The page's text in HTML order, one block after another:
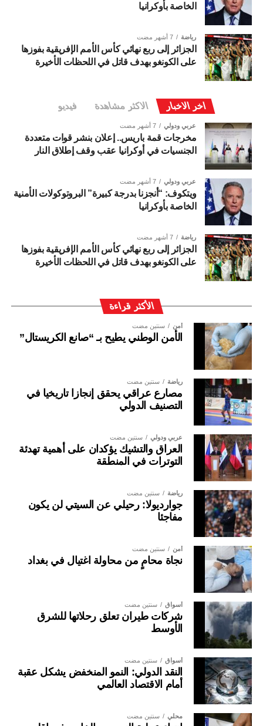
الخاصة بأوكرانيا
رياضة 7 أشهر مضت
الجزائر إلى ربع نهائي كأس الأمم الإفريقية بفوزها
على الكونغو بهدف قاتل في اللحظات الأخيرة
اخر الاخبار الاكثر مشاهدة فيديو
عربي ودولي 7 أشهر مضت
مخرجات قمة باريس.. إعلان بنشر قوات متعددة
الجنسيات في أوكرانيا عقب وقف إطلاق النار
عربي ودولي 7 أشهر مضت
ويتكوف: “أنجزنا بدرجة كبيرة” البروتوكولات الأمنية
الخاصة بأوكرانيا
رياضة 7 أشهر مضت
الجزائر إلى ربع نهائي كأس الأمم الإفريقية بفوزها
على الكونغو بهدف قاتل في اللحظات الأخيرة
الأكثر قراءة
أمن سنتين مضت
الأمن الوطني يطيح بـ “صانع الكريستال”
رياضة سنتين مضت
مصارع عراقي يحقق إنجازا تاريخيا في
التصنيف الدولي
عربي ودولي سنتين مضت
العراق والتشيك يؤكدان على أهمية تهدئة
التوترات في المنطقة
رياضة سنتين مضت
جوارديولا: رحيلي عن السيتي لن يكون
مفاجئا
أمن سنتين مضت
نجاة محامٍ من محاولة اغتيال في بغداد
أسواق سنتين مضت
شركات طيران تعلق رحلاتها للشرق
الأوسط
أسواق سنتين مضت
النقد الدولي: النمو المنخفض يشكل عقبة
أمام الاقتصاد العالمي
محلي سنتين مضت